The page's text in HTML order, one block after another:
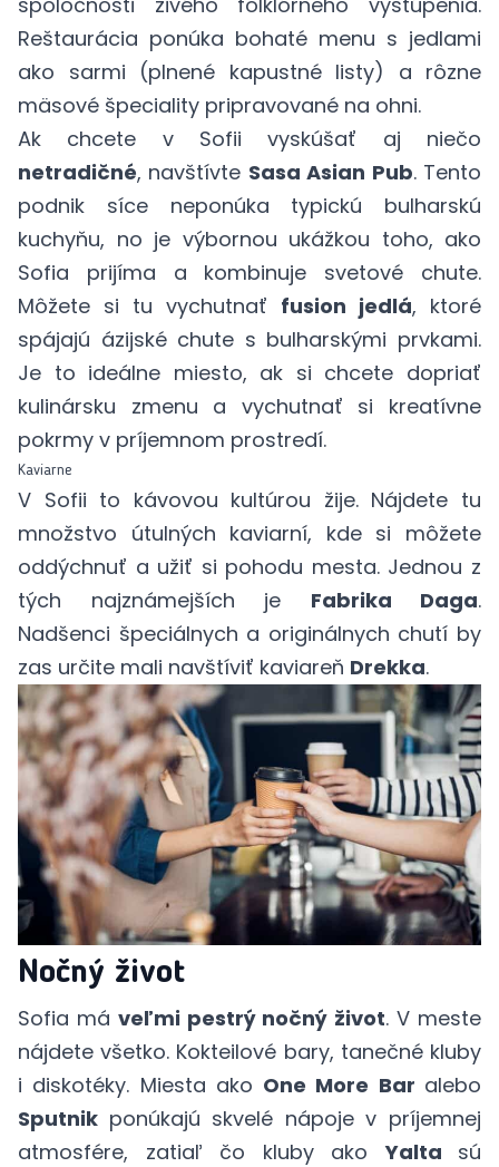
Reštaurácia ponúka bohaté menu s jedlami
ako sarmi (plnené kapustné listy) a rôzne
mäsové špeciality pripravované na ohni.
Ak chcete v Sofii vyskúšať aj niečo
netradičné, navštívte Sasa Asian Pub. Tento
podnik síce neponúka typickú bulharskú
kuchyňu, no je výbornou ukážkou toho, ako
Sofia prijíma a kombinuje svetové chute.
Môžete si tu vychutnať fusion jedlá, ktoré
spájajú ázijské chute s bulharskými prvkami.
Je to ideálne miesto, ak si chcete dopriať
kulinársku zmenu a vychutnať si kreatívne
pokrmy v príjemnom prostredí.
Kaviarne
V Sofii to kávovou kultúrou žije. Nájdete tu
množstvo útulných kaviarní, kde si môžete
oddýchnuť a užiť si pohodu mesta. Jednou z
tých najznámejších je Fabrika Daga.
Nadšenci špeciálnych a originálnych chutí by
zas určite mali navštíviť kaviareň Drekka.
Nočný život
Sofia má veľmi pestrý nočný život. V meste
nájdete všetko. Kokteilové bary, tanečné kluby
i diskotéky. Miesta ako One More Bar alebo
Sputnik ponúkajú skvelé nápoje v príjemnej
atmosfére, zatiaľ čo kluby akoYalta sú